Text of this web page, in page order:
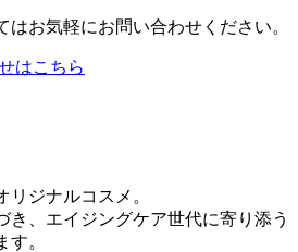
はお気軽にお問い合わせください。
はこちら
リジナルコスメ。
き、エイジングケア世代に寄り添う
す。